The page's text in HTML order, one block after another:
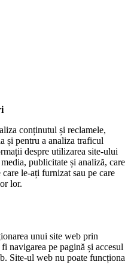
conținutul și reclamele,
și pentru a analiza traficul
despre utilizarea site-ului
publicitate și analiză, care
le-ați furnizat sau pe care
lor.
unui site web prin
navigarea pe pagină și accesul
Site-ul web nu poate funcționa